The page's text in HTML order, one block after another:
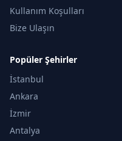
Kullanım Koşulları
Bize Ulaşın
Popüler Şehirler
İstanbul
Ankara
İzmir
Antalya